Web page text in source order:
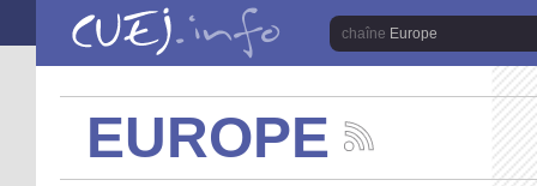
Aller au contenu principal
Europe
EUROPE
les